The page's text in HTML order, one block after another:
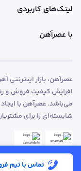
تماس با تیم
لینک‌های کاربردی
با عصرآهن
عصرآهن، بازار اینترنتی
افزایش کیفیت فروش و
می‌باشد. عصرآهن با
شایسته‌ای را برای